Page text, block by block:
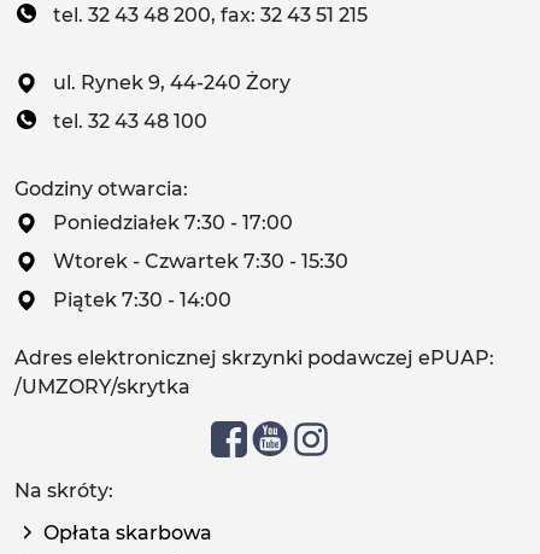
tel. 32 43 48 200, fax: 32 43 51 215
ul. Rynek 9, 44-240 Żory
tel. 32 43 48 100
Godziny otwarcia:
Poniedziałek 7:30 - 17:00
Wtorek - Czwartek 7:30 - 15:30
Piątek 7:30 - 14:00
Adres elektronicznej skrzynki podawczej ePUAP:
/UMZORY/skrytka
Na skróty:
Opłata skarbowa